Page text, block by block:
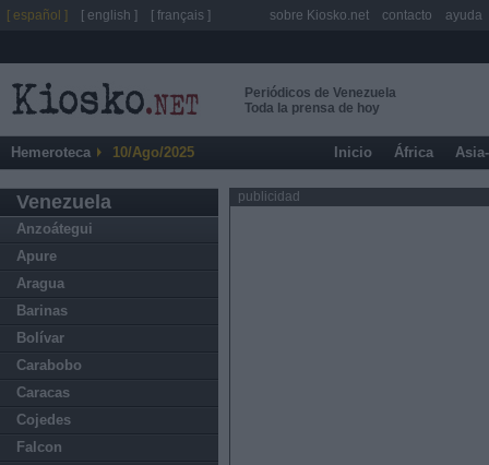
Periódicos de Venezuela
Toda la prensa de hoy
Hemeroteca 10/Ago/2025 Inicio África
Venezuela
Anzoátegui
Apure
Aragua
Barinas
Bolívar
Carabobo
Caracas
Cojedes
Falcon
publicidad
[ español ] [ english ] [ français ] sobre Kiosko.net contacto ayuda